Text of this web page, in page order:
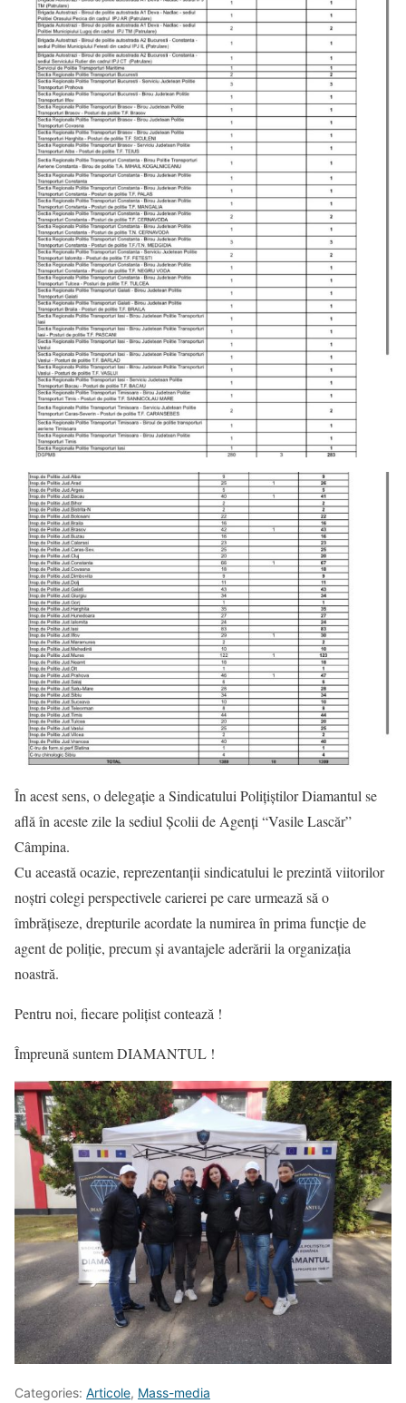
În acest sens, o delegație a Sindicatului Polițiștilor Diamantul se
află în aceste zile la sediul Școlii de Agenți “Vasile Lascăr”
Câmpina.
Cu această ocazie, reprezentanții sindicatului le prezintă viitorilor
noștri colegi perspectivele carierei pe care urmează să o
îmbrățiseze, drepturile acordate la numirea în prima funcție de
agent de poliție, precum și avantajele aderării la organizația
noastră.
Pentru noi, fiecare polițist contează !
Împreună suntem DIAMANTUL !
Categories: Articole, Mass-media